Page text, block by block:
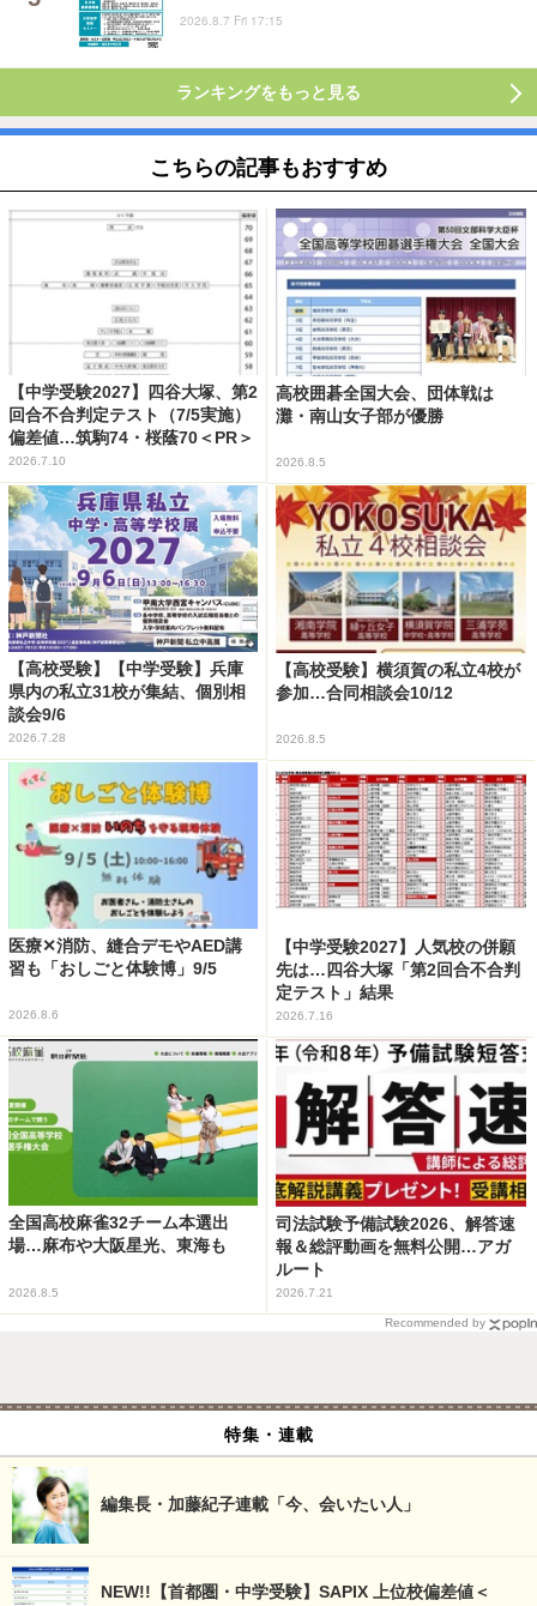
2026.8.7 Fri 17:15
ランキングをもっと見る
こちらの記事もおすすめ
【中学受験2027】四谷大塚、第2
回合不合判定テスト（7/5実施）
偏差値…筑駒74・桜蔭70＜PR＞
2026.7.10
高校囲碁全国大会、団体戦は
灘・南山女子部が優勝
2026.8.5
【高校受験】【中学受験】兵庫
県内の私立31校が集結、個別相
談会9/6
2026.7.28
【高校受験】横須賀の私立4校が
参加…合同相談会10/12
2026.8.5
医療✕消防、縫合デモやAED講
習も「おしごと体験博」9/5
2026.8.6
【中学受験2027】人気校の併願
先は…四谷大塚「第2回合不合判
定テスト」結果
2026.7.16
全国高校麻雀32チーム本選出
場…麻布や大阪星光、東海も
2026.8.5
司法試験予備試験2026、解答速
報＆総評動画を無料公開…アガ
ルート
2026.7.21
Recommended by
特集・連載
編集長・加藤紀子連載「今、会いたい人」
NEW!!【首都圏・中学受験】SAPIX 上位校偏差値＜